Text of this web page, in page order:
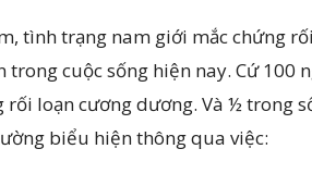
tình trạng nam giới mắc chứng
trong cuộc sống hiện nay. Cứ 100
loạn cương dương. Và ½ trong
biểu hiện thông qua việc: